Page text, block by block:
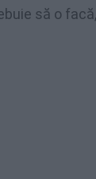
să o